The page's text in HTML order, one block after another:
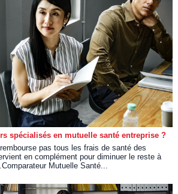
spécialisés en mutuelle santé entreprise ?
rembourse pas tous les frais de santé des
en complément pour diminuer le reste à
Mutuelle Santé...